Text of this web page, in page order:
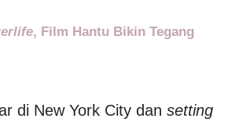
, Film Hantu Bikin Tegang
di New York City dan setting